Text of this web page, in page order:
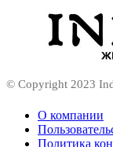
© Copyright 2023
О компании
Политика